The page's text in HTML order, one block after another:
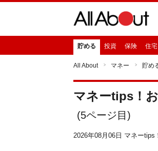
貯める 投資 保険 住
All About マネー 貯め
マネーtips！
(5ページ目)
2026年08月06日 マネーtips